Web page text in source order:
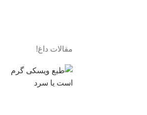
مقالات داغ!